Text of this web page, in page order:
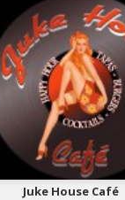
Juke House Café